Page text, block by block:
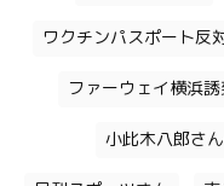
ワクチンパスポート反
ファーウェイ横浜
小此木八郎さ